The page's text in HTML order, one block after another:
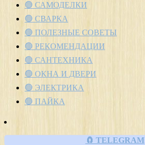
🟢 САМОДЕЛКИ
🟢 СВАРКА
🟢 ПОЛЕЗНЫЕ СОВЕТЫ
🟢 РЕКОМЕНДАЦИИ
🟢 САНТЕХНИКА
🟢 ОКНА И ДВЕРИ
🟢 ЭЛЕКТРИКА
🟢 ПАЙКА
🧲 TELEGRAM